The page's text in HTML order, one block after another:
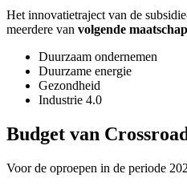
Het innovatietraject van de
meerdere van volgende
Duurzaam ondernemen
Duurzame energie
Gezondheid
Industrie 4.0
Budget van
Voor de oproepen in de periode